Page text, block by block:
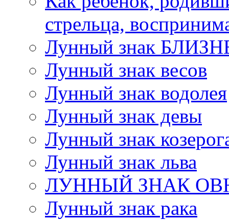
стрельца,
Лунный знак
Лунный знак весов
Лунный знак водолея
Лунный знак девы
Лунный знак
Лунный знак льва
ЛУННЫЙ ЗНАК
Лунный знак рака